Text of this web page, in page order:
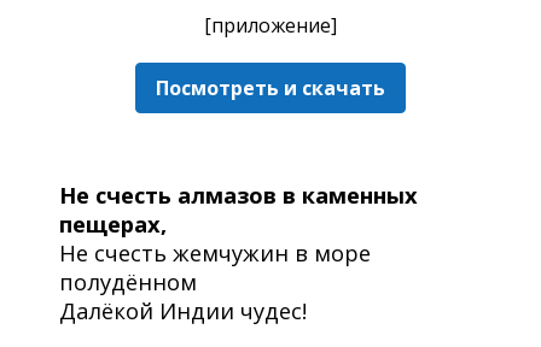
[приложение]
Посмотреть и скачать
Не счесть алмазов в каменных
пещерах,
Не счесть жемчужин в море
полудённом
Далёкой Индии чудес!